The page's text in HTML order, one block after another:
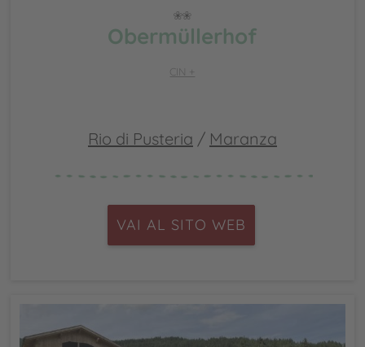
Obermüllerhof
CIN +
Rio di Pusteria / Maranza
VAI AL SITO WEB